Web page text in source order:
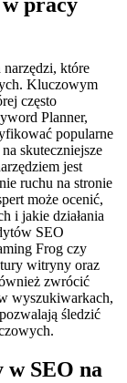
w pracy
które
Kluczowym
często
Planner,
popularne
skuteczniejsze
jest
ruchu na stronie
może ocenić,
i jakie działania
SEO
Frog czy
witryny oraz
zwrócić
wyszukiwarkach,
śledzić
w SEO na